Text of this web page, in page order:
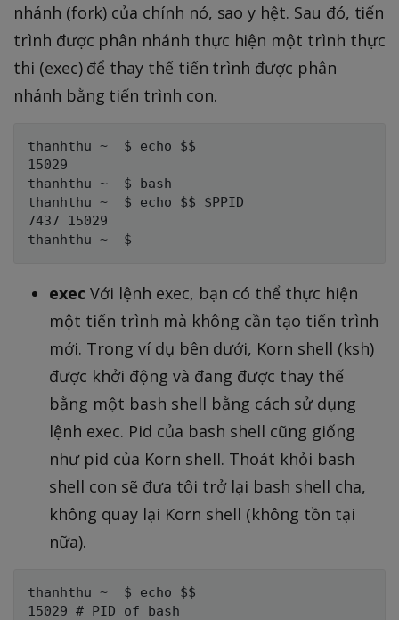
nhánh (fork) của chính nó, sao y hệt. Sau đó, tiến
trình được phân nhánh thực hiện một trình thực
thi (exec) để thay thế tiến trình được phân
nhánh bằng tiến trình con.
thanhthu ~  $ echo $$
15029
thanhthu ~  $ bash
thanhthu ~  $ echo $$ $PPID
7437 15029
exec Với lệnh exec, bạn có thể thực hiện
một tiến trình mà không cần tạo tiến trình
mới. Trong ví dụ bên dưới, Korn shell (ksh)
được khởi động và đang được thay thế
bằng một bash shell bằng cách sử dụng
lệnh exec. Pid của bash shell cũng giống
như pid của Korn shell. Thoát khỏi bash
shell con sẽ đưa tôi trở lại bash shell cha,
không quay lại Korn shell (không tồn tại
nữa).
thanhthu ~  $ echo $$
15029 # PID of bash